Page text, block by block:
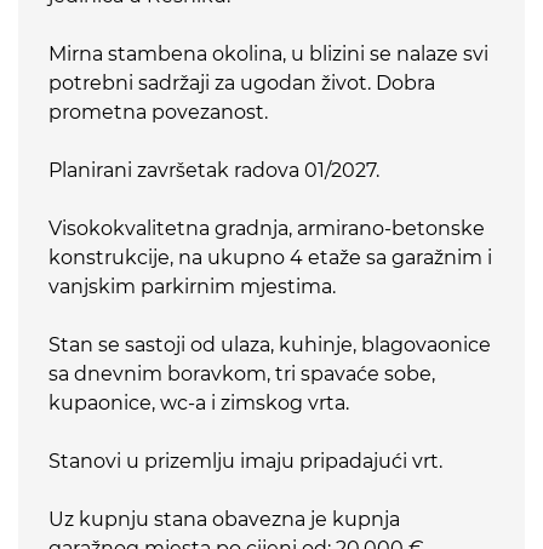
Mirna stambena okolina, u blizini se nalaze svi
potrebni sadržaji za ugodan život. Dobra
prometna povezanost.
Planirani završetak radova 01/2027.
Visokokvalitetna gradnja, armirano-betonske
konstrukcije, na ukupno 4 etaže sa garažnim i
vanjskim parkirnim mjestima.
Stan se sastoji od ulaza, kuhinje, blagovaonice
sa dnevnim boravkom, tri spavaće sobe,
kupaonice, wc-a i zimskog vrta.
Stanovi u prizemlju imaju pripadajući vrt.
Uz kupnju stana obavezna je kupnja